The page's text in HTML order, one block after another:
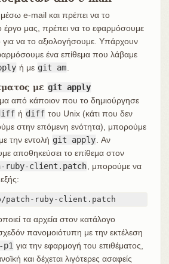
e-mail και πρέπει να το
μας, πρέπει να το εφαρμόσουμε
για να το αξιολογήσουμε. Υπάρχουν
ένα επίθεμα που λάβαμε
ή με git am
με git apply
από κάποιον που το δημιούργησε
ή diff του Unix (κάτι που δεν
στην επόμενη ενότητα), μπορούμε
την εντολή git apply . Αν
αποθηκεύσει το επίθεμα στον
ruby-client.patch , μπορούμε να
patch-ruby-client.patch
τα αρχεία στον κατάλογο
πανομοιότυπη με την εκτέλεση
για την εφαρμογή του επιθέματος,
και δέχεται λιγότερες ασαφείς